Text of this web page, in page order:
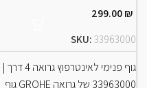
299.00₪
SKU: 33963000
גוף פנימי לאינטרפוץ גרואה 4 דרך |
33963000 של גרואה GROHE גוף